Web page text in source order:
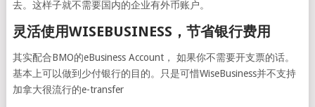
去。这样子就不需要国内的企业有外币账户。
灵活使用WISEBUSINESS，节省银行费用
其实配合BMO的eBusiness Account， 如果你不需要开支票的话。
基本上可以做到少付银行的目的。只是可惜WiseBusiness并不支持
加拿大很流行的e-transfer